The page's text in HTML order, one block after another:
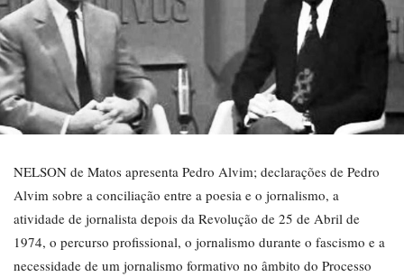
NELSON de Matos apresenta Pedro Alvim; declarações de Pedro
Alvim sobre a conciliação entre a poesia e o jornalismo, a
atividade de jornalista depois da Revolução de 25 de Abril de
1974, o percurso profissional, o jornalismo durante o fascismo e a
necessidade de um jornalismo formativo no âmbito do Processo